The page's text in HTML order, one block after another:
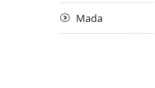
Mada